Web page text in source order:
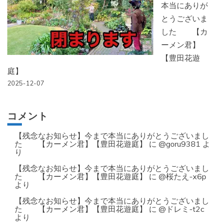
本当にありが
とうございま
した 【カ
ーメン君】
【豊田花遊
庭】
2025-12-07
コメント
【残念なお知らせ】今まで本当にありがとうございまし
た 【カーメン君】【豊田花遊庭】
に @goru9381 よ
り
【残念なお知らせ】今まで本当にありがとうございまし
た 【カーメン君】【豊田花遊庭】
に @桜たえ-x6p
より
【残念なお知らせ】今まで本当にありがとうございまし
た 【カーメン君】【豊田花遊庭】
に @ドレミ-t2c
より